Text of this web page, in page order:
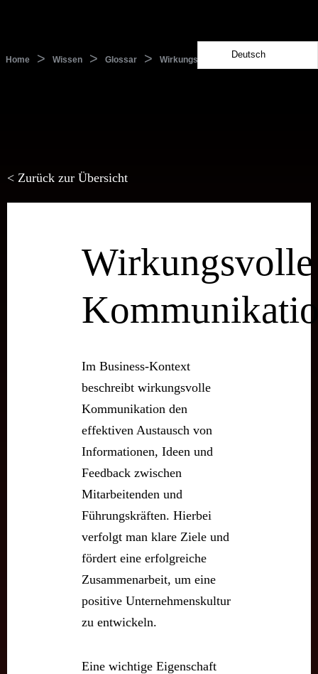
Home > Wissen > Glossar > Wirkungsvolle Kommunikation
< Zurück zur Übersicht
Wirkungsvolle
Im Business-Kontext
beschreibt wirkungsvolle
Kommunikation den
effektiven Austausch von
Informationen, Ideen und
Feedback zwischen
Mitarbeitenden und
Führungskräften. Hierbei
verfolgt man klare Ziele und
fördert eine erfolgreiche
Zusammenarbeit, um eine
positive Unternehmenskultur
zu entwickeln.
Eine wichtige Eigenschaft
Deutsch